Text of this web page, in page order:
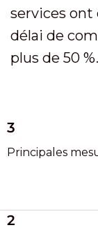
services ont
délai de
plus de 50 %.
3
Principales
2